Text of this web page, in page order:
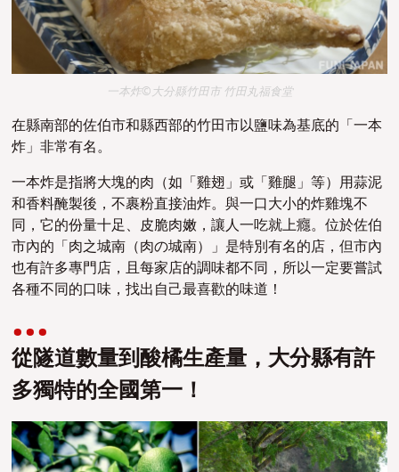
一本炸©大分縣竹田市 竹田丸福食堂
在縣南部的佐伯市和縣西部的竹田市以鹽味為基底的「一本
炸」非常有名。
一本炸是指將大塊的肉（如「雞翅」或「雞腿」等）用蒜泥
和香料醃製後，不裹粉直接油炸。與一口大小的炸雞塊不
同，它的份量十足、皮脆肉嫩，讓人一吃就上癮。位於佐伯
市內的「肉之城南（肉の城南）」是特別有名的店，但市內
也有許多專門店，且每家店的調味都不同，所以一定要嘗試
各種不同的口味，找出自己最喜歡的味道！
從隧道數量到酸橘生產量，大分縣有許
多獨特的全國第一！